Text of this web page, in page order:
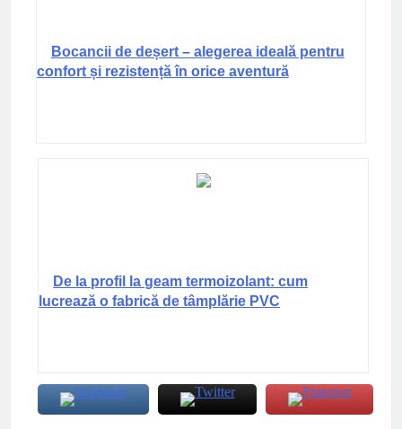
Bocancii de deșert – alegerea ideală pentru
confort și rezistență în orice aventură
De la profil la geam termoizolant: cum
lucrează o fabrică de tâmplărie PVC